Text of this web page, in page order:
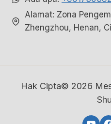
Alamat: Zona
Zhengzhou, Henan,
Hak Cipta© 2026